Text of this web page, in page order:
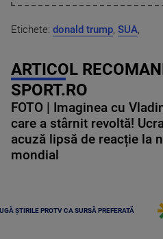
Etichete: donald trump, SUA,
ARTICOL
SPORT.RO
FOTO | Imaginea cu
care a stârnit revoltă!
acuză lipsă de reacție la
mondial
ȘTIRILE PROTV CA SURSĂ PREFERATĂ